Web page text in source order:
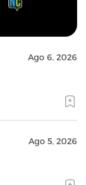
Ago 6, 2026
Ago 5, 2026